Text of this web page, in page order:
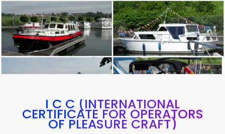
I C C (INTERNATIONAL
CERTIFICATE FOR OPERATORS
OF PLEASURE CRAFT)